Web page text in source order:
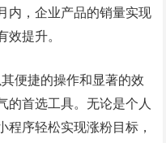
内，企业产品的销量实现
效提升。
便捷的操作和显著的效
的首选工具。无论是个人
程序轻松实现涨粉目标，